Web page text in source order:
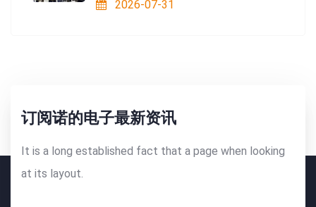
2026-07-31
订阅诺的电子最新资讯
It is a long established fact that a page when looking
at its layout.